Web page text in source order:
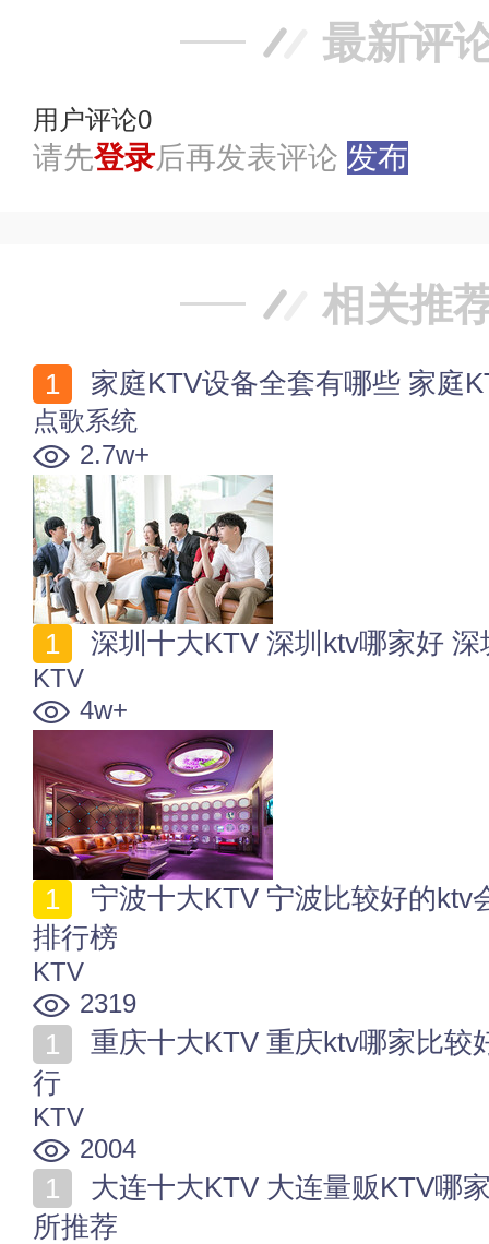
最新评
用户评论0
请先登录后再发表评论 发布
相关推
家庭KTV设备全套有哪些 家庭
点歌系统
2.7w+
深圳十大KTV 深圳ktv哪家好
KTV
4w+
排行榜
KTV
2319
行
KTV
2004
所推荐